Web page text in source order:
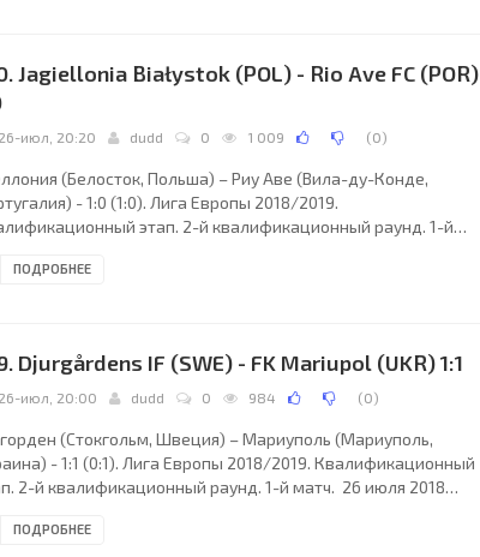
Климович (к); 6. Игорь
Jagiellonia Białystok (POL) - Rio Ave FC (POR)
26-июл, 20:20 dudd 0 1 009 (0)
(Белосток, Польша) – Риу Аве (Вила-ду-Конде,
- 1:0 (1:0). Лига Европы 2018/2019.
этап. 2-й квалификационный раунд. 1-й
облачность. +29°C. Стадион Мейски Белосток.
Нуньес Фернандес (Испания). Резервный
ПОДРОБНЕЕ
Djurgårdens IF (SWE) - FK Mariupol (UKR) 1:1
26-июл, 20:00 dudd 0 984 (0)
(Стокгольм, Швеция) – Мариуполь (Мариуполь,
- 1:1 (0:1). Лига Европы 2018/2019. Квалификационный
2-й квалификационный раунд. 1-й матч. 26 июля 2018
Теле2-Арена. 11200 зрителей (37 % при вместимости
ПОДРОБНЕЕ